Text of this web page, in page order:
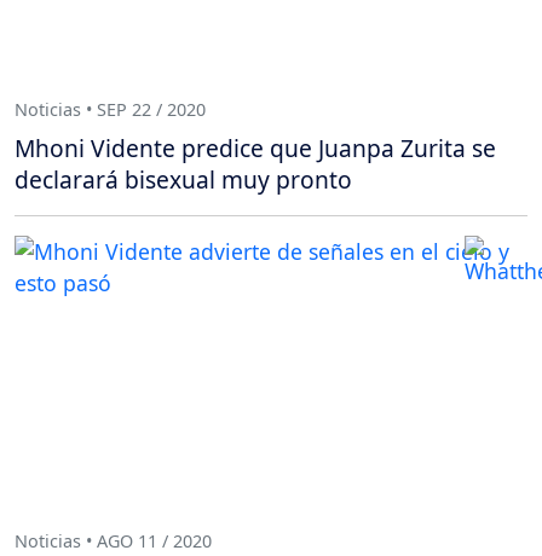
Noticias • SEP 22 / 2020
Mhoni Vidente predice que Juanpa Zurita se
declarará bisexual muy pronto
Noticias • AGO 11 / 2020